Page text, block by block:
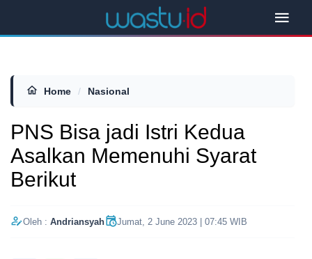
Home / Nasional
PNS Bisa jadi Istri Kedua
Asalkan Memenuhi Syarat
Berikut
Oleh : Andriansyah Jumat, 2 June 2023 | 07:45 WIB